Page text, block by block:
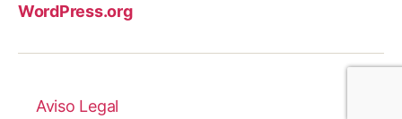
WordPress.org
Aviso Legal